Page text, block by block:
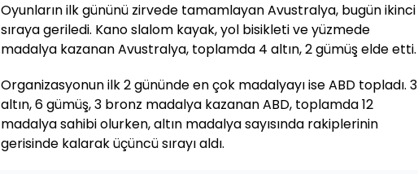
Oyunların ilk gününü zirvede tamamlayan Avustralya, bugün ikinci
sıraya geriledi. Kano slalom kayak, yol bisikleti ve yüzmede
madalya kazanan Avustralya, toplamda 4 altın, 2 gümüş elde etti.
Organizasyonun ilk 2 gününde en çok madalyayı ise ABD topladı. 3
altın, 6 gümüş, 3 bronz madalya kazanan ABD, toplamda 12
madalya sahibi olurken, altın madalya sayısında rakiplerinin
gerisinde kalarak üçüncü sırayı aldı.